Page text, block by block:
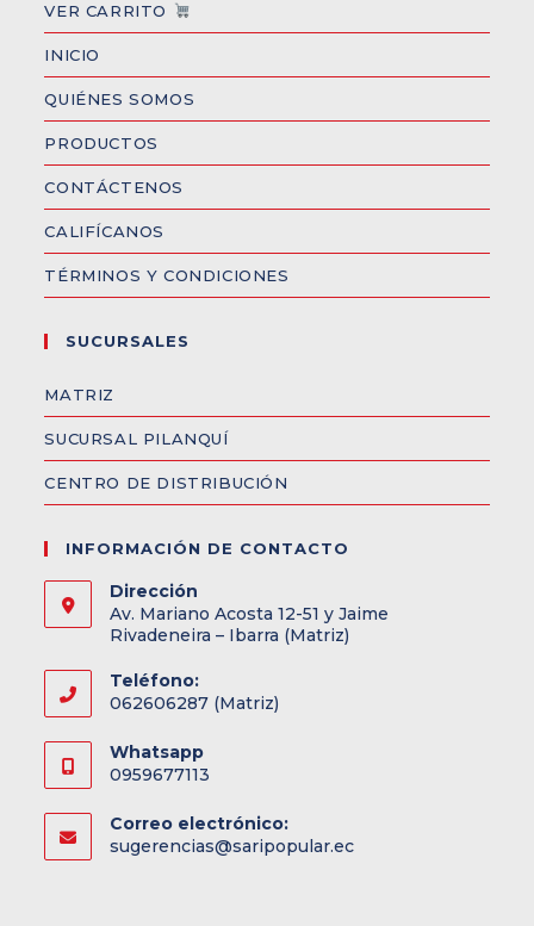
VER CARRITO
INICIO
QUIÉNES SOMOS
PRODUCTOS
CONTÁCTENOS
CALIFÍCANOS
TÉRMINOS Y CONDICIONES
SUCURSALES
MATRIZ
SUCURSAL PILANQUÍ
CENTRO DE DISTRIBUCIÓN
INFORMACIÓN DE CONTACTO
Dirección
Av. Mariano Acosta 12-51 y Jaime
Rivadeneira – Ibarra (Matriz)
Teléfono:
062606287 (Matriz)
Whatsapp
0959677113
Correo electrónico:
sugerencias@saripopular.ec